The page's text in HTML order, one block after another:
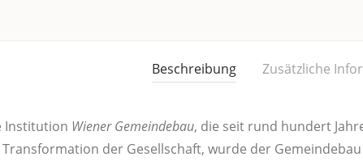
Beschreibung Zusätzliche
Insti­tu­ti­on Wie­ner Gemein­de­bau, die seit rund hun­dert
der Gesell­schaft, wur­de der